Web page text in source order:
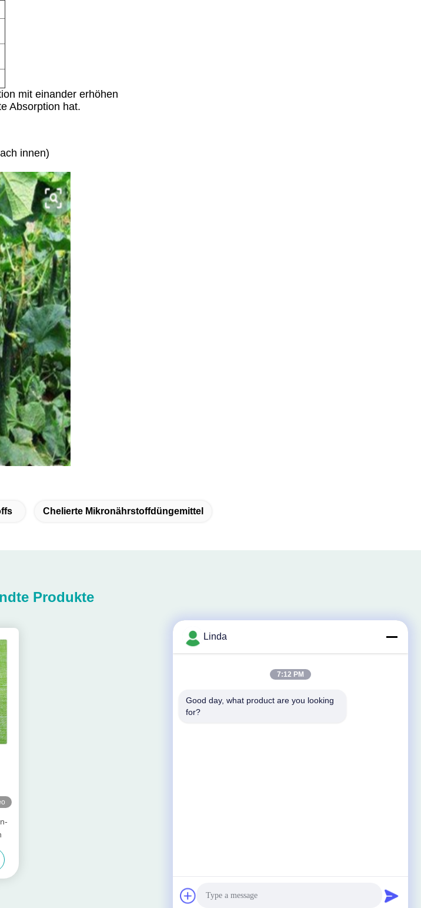
mit einander erhöhen
Absorption hat.
innen)
Chelierte Mikronährstoffdüngemittel
Produkte
Linda
7:12 PM
Good day, what product are you looking
for?